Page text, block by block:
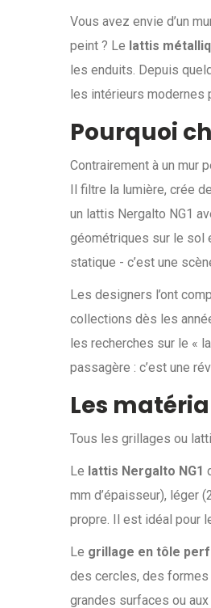
Vous avez envie d’un
peint ? Le lattis
les enduits. Depuis
les intérieurs modernes
Pourquoi
Contrairement à un mur
Il filtre la lumière, crée
un lattis Nergalto NG1
géométriques sur le sol
statique - c’est une
Les designers l’ont
collections dès les
les recherches sur le «
passagère : c’est une
Les
Tous les grillages ou
Le lattis Nergalto NG1
mm d’épaisseur), léger
propre. Il est idéal pour
Le grillage en tôle
des cercles, des formes
grandes surfaces ou